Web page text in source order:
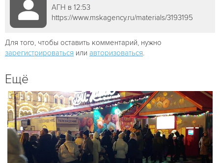
АГН в 12:53
https://www.mskagency.ru/materials/3193195
Для того, чтобы оставить комментарий, нужно
зарегистрироваться или авторизоваться
Ещё